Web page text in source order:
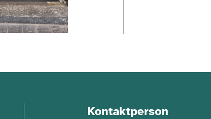
Kontaktperson